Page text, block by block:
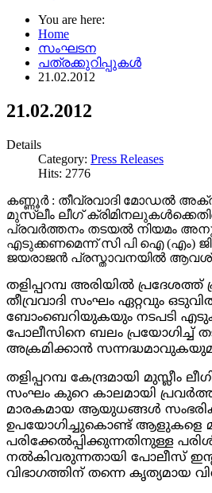
You are here:
Home
സംഘടന
പത്രക്കുറിപ്പുകള്‍
21.02.2012
21.02.2012
Details
Category: Press Releases
Hits: 2776
കണ്ണൂർ : തീവ്രവാദി മോഡൽ
മുസ്ലീം ലീഗ്
പ്രവർത്തനം തടയൽ നിയമം
എടുക്കണമെന്ന് സി പി ഐ (എം)
ജയരാജൻ പ്രസ്താവനയിൽ
തളിപ്പറമ്പ അരിയിൽ പ്രദേശത്ത്
തീവ്രവാദി സംഘം ഏറ്റവും
ബോംബെറിയുകയും നടപടി
പോലീസിനെ ബലം പ്രയോഗിച്ച്
അക്രമിക്കാൻ
തളിപ്പറമ്പ കേന്ദ്രമായി മുസ്ലീം
സംഘം കുറെ കാലമായി
മാരകമായ ആയുധങ്ങൾ
ഉപയോഗിച്ചുകൊണ്ട് ആളുകളെ
പരിക്കേൽപ്പിക്കുന്നതിനുള്ള
നൽകിവരുന്നതായി പോലീസ്
വിഭാഗത്തിന് തന്നെ കൃത്യമായ